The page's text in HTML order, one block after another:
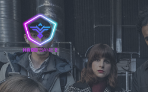
Saltar
al
contenido